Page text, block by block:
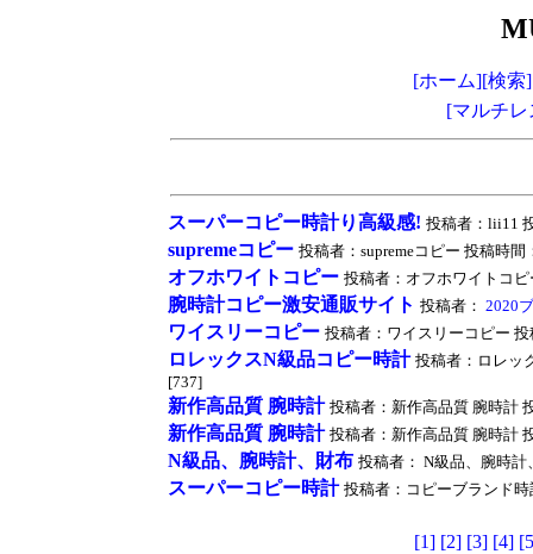
[ホーム][検索]
[マルチ
スーパーコピー時計り高級感! 投稿者：lii11
supremeコピー 投稿者：supremeコピー 投稿時
オフホワイトコピー 投稿者：オフホワイトコ
腕時計コピー激安通販サイト 投稿者： 2020
ワイスリーコピー 投稿者：ワイスリーコピー
ロレックスN級品コピー時計 投稿者：ロレッ
[737]
新作高品質 腕時計 投稿者：新作高品質 腕時計
新作高品質 腕時計 投稿者：新作高品質 腕時計
N級品、腕時計、財布 投稿者： N級品、腕時
スーパーコピー時計 投稿者：コピーブランド
[1] [2] [3] [4]